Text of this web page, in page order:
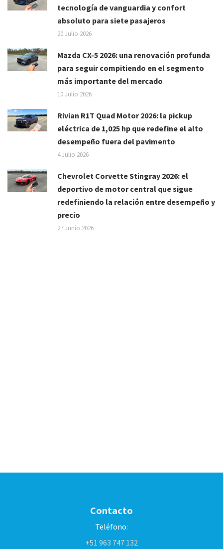
tecnología de vanguardia y confort
absoluto para siete pasajeros
20 Julio 2026
Mazda CX-5 2026: una renovación profunda
para seguir compitiendo en el segmento
más importante del mercado
10 Julio 2026
Rivian R1T Quad Motor 2026: la pickup
eléctrica de 1,025 hp que redefine el alto
desempeño fuera del pavimento
4 Julio 2026
Chevrolet Corvette Stingray 2026: el
deportivo de motor central que sigue
redefiniendo la relación entre desempeño y
precio
27 Junio 2026
Contacto
Teléfono:
+51 963 747 132